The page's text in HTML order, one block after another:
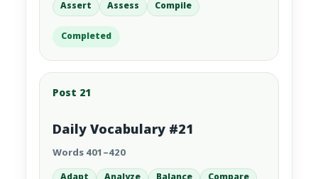
Assert
Assess Compile
Completed
Post 21
Daily Vocabulary #21
Words 401–420